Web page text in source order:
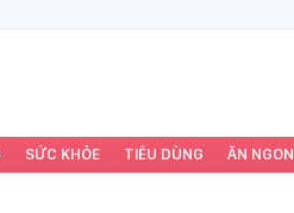
SỨC KHỎE TIÊU DÙNG ĂN NGON